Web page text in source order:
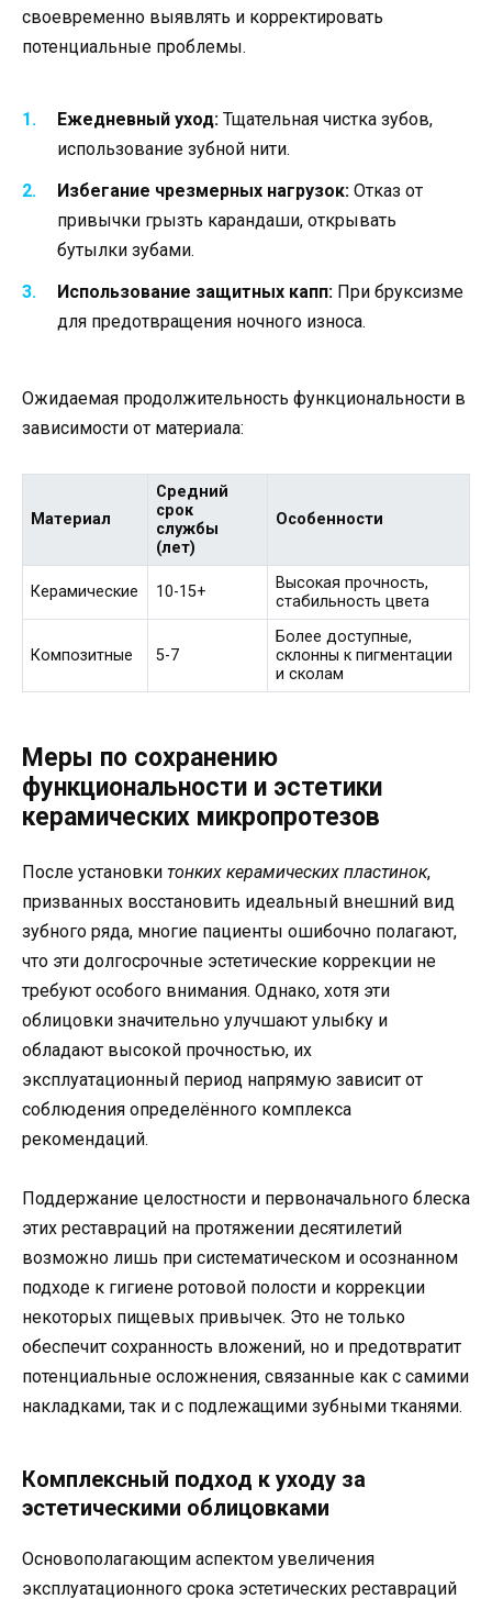
своевременно выявлять и корректировать
потенциальные проблемы.
Ежедневный уход: Тщательная чистка зубов,
использование зубной нити.
Избегание чрезмерных нагрузок: Отказ от
привычки грызть карандаши, открывать
бутылки зубами.
Использование защитных капп: При бруксизме
для предотвращения ночного износа.
Ожидаемая продолжительность функциональности в
зависимости от материала:
Материал
Средний
срок
службы
(лет)
Особенности
Керамические 10-15+
Высокая прочность,
стабильность цвета
Композитные 5-7
Более доступные,
склонны к пигментации
и сколам
Меры по сохранению
функциональности и эстетики
керамических микропротезов
После установки тонких керамических пластинок,
призванных восстановить идеальный внешний вид
зубного ряда, многие пациенты ошибочно полагают,
что эти долгосрочные эстетические коррекции не
требуют особого внимания. Однако, хотя эти
облицовки значительно улучшают улыбку и
обладают высокой прочностью, их
эксплуатационный период напрямую зависит от
соблюдения определённого комплекса
рекомендаций.
Поддержание целостности и первоначального блеска
этих реставраций на протяжении десятилетий
возможно лишь при систематическом и осознанном
подходе к гигиене ротовой полости и коррекции
некоторых пищевых привычек. Это не только
обеспечит сохранность вложений, но и предотвратит
потенциальные осложнения, связанные как с самими
накладками, так и с подлежащими зубными тканями.
Комплексный подход к уходу за
эстетическими облицовками
Основополагающим аспектом увеличения
эксплуатационного срока эстетических реставраций